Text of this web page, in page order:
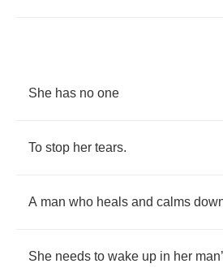
She has no one
To stop her tears.
A man who heals and calms
She needs to wake up in her man’